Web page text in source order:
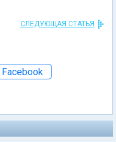
СЛЕДУЮЩАЯ СТАТЬЯ
Facebook